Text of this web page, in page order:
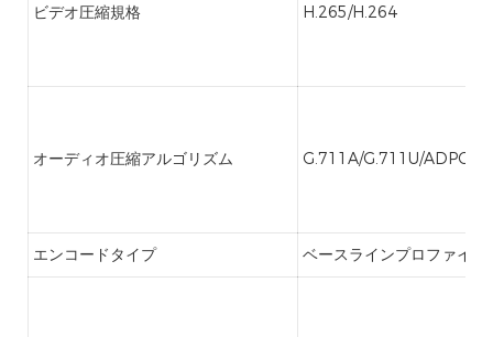
ビデオ圧縮規格 H.265/H.264
オーディオ圧縮アルゴリズム G.711A/G.711U/ADPCM
エンコードタイプ ベースラインプロファイ